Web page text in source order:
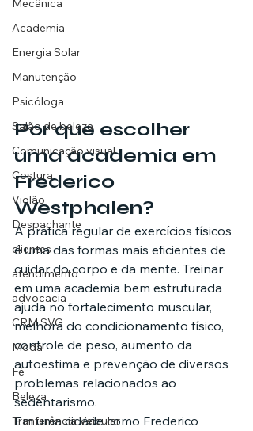
Mecânica
Academia
Energia Solar
Manutenção
Psicóloga
Salão de beleza
Comunicação visual
Costura
Violão
Despachante
clientes
atendimento
advocacia
CRM SVG
Moda
Fé
Beleza
Tranferência Veicular
Por que escolher
uma academia em
Frederico
Westphalen?
A prática regular de exercícios físicos
é uma das formas mais eficientes de
cuidar do corpo e da mente. Treinar
em uma academia bem estruturada
ajuda no fortalecimento muscular,
melhora do condicionamento físico,
controle de peso, aumento da
autoestima e prevenção de diversos
problemas relacionados ao
sedentarismo.
Em uma cidade como Frederico